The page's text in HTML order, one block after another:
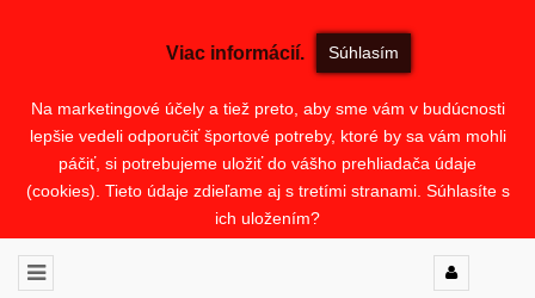
Súhlasím
Viac informácií.
Na marketingové účely a tiež preto, aby sme vám v budúcnosti
lepšie vedeli odporučiť športové potreby, ktoré by sa vám mohli
páčiť, si potrebujeme uložiť do vášho prehliadača údaje
(cookies). Tieto údaje zdieľame aj s tretími stranami. Súhlasíte s
ich uložením?